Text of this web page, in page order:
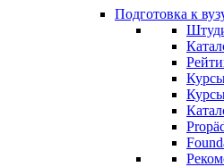
Подготовка к